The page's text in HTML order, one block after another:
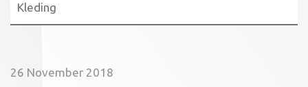
Kleding
26 November 2018